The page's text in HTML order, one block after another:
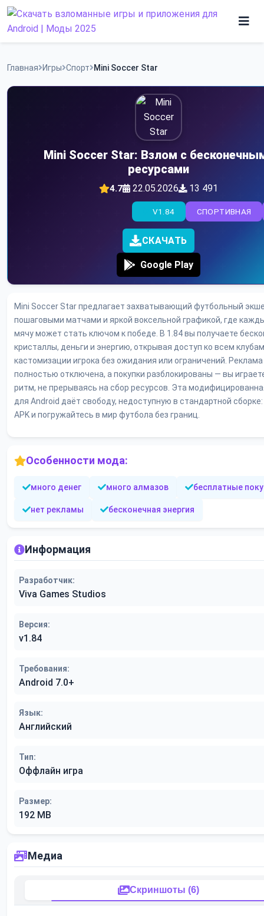
Skip
Программы
Главная Игры Спорт Mini Soccer Star
Mini Soccer Star: Взлом с
ресурсами
4.7 22.05.2026 13 491
СПОРТИВНАЯ
V1.84
СКАЧАТЬ
Google Play
Mini Soccer Star предлагает захватывающий футбольный
пошаговыми матчами и яркой воксельной графикой, где
мячу может стать ключом к победе. В 1.84 вы получаете
кристаллы, деньги и энергию, открывая доступ ко всем
кастомизации игрока без ожидания или ограничений. Реклама
полностью отключена, а покупки разблокированы — вы
ритм, не прерываясь на сбор ресурсов. Эта
для Android даёт свободу, недоступную в стандартной сборке:
APK и погружайтесь в мир футбола без границ.
Особенности мода:
много денег много алмазов бесплатные
нет рекламы бесконечная энергия
Информация
Разработчик:
Viva Games Studios
Версия:
v1.84
Требования:
Android 7.0+
Язык:
Английский
Тип:
Оффлайн игра
Размер:
192 MB
Медиа
Скриншоты (6)